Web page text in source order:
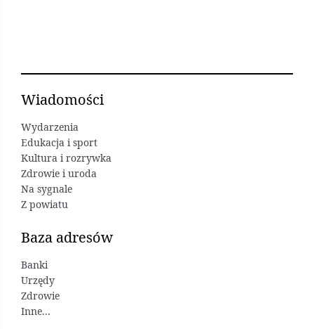
Wiadomości
Wydarzenia
Edukacja i sport
Kultura i rozrywka
Zdrowie i uroda
Na sygnale
Z powiatu
Baza adresów
Banki
Urzędy
Zdrowie
Inne...